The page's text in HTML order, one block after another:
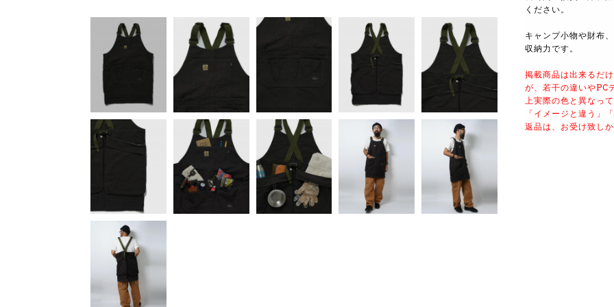
ください。
キャンプ小物や財布
収納力です。
掲載商品は出来るだ
が、若干の違いやPC
上実際の色と異なっ
「イメージと違う」
返品は、 お受け致し